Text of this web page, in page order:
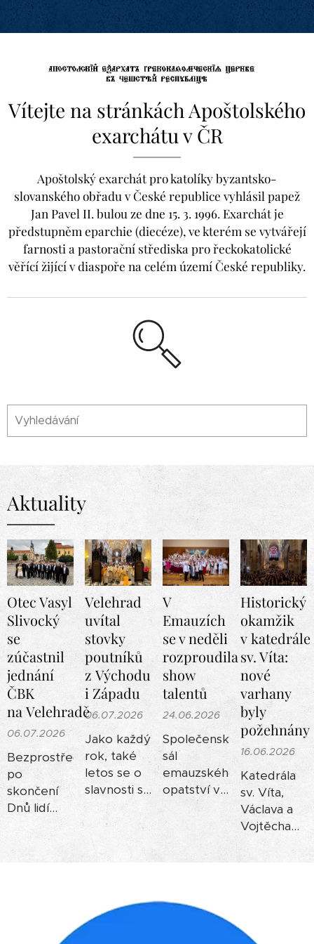
Vítejte na stránkách Apoštolského
exarchátu v ČR
Apoštolský exarchát pro katolíky byzantsko-
slovanského obřadu v České republice vyhlásil papež
Jan Pavel II. bulou ze dne 15. 3. 1996. Exarchát je
předstupněm eparchie (diecéze), ve kterém se vytvářejí
farnosti a pastorační střediska pro řeckokatolické
věřící žijící v diaspoře na celém území České republiky.
Aktuality
Otec Vasyl
Slivocký
se
zúčastnil
jednání
ČBK
na Velehradě
06.07.2026
Bezprostředně
po
skončení
Dnů lidí
dobré vůle
Velehradě
Velehrad
uvítal
stovky
poutníků
z Východu
i Západu
06.07.2026
Jako každý
rok, také
letos se o
slavnosti sv.
Cyrila a
Metoděje
Velehrad
pouti. V
rámci Dnů
V
Emauzích
se v neděli
rozproudila
show
talentů
24.06.2026
Společenský
sál
emauzského
opatství v
neděli 21.
nevídanou
energií.
totiž spojily
talentované
Historický
okamžik
v katedrále
sv. Víta:
nové
varhany
byly
požehnány
16.06.2026
Katedrála
sv. Víta,
Václava a
Vojtěcha
pondělí 15.
Nové